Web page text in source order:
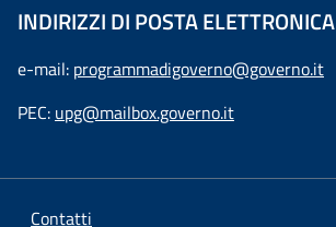
INDIRIZZI DI POSTA ELETTRONICA
e-mail: programmadigoverno@governo.it
PEC: upg@mailbox.governo.it
Contatti